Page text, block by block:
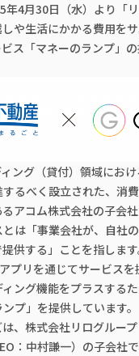
年4月30日（水）より「
や生活にかかる費用をサ
ス「マネーのランプ」
ング（貸付）領域にお
るべく設立された、消
アコム株式会社の子会
とは「事業会社が、自社
供する」ことを指しま
プリを通じてサービス
ング機能をプラスする
プ」を提供しています。
、株式会社リログルー
：中村謙一）の子会社